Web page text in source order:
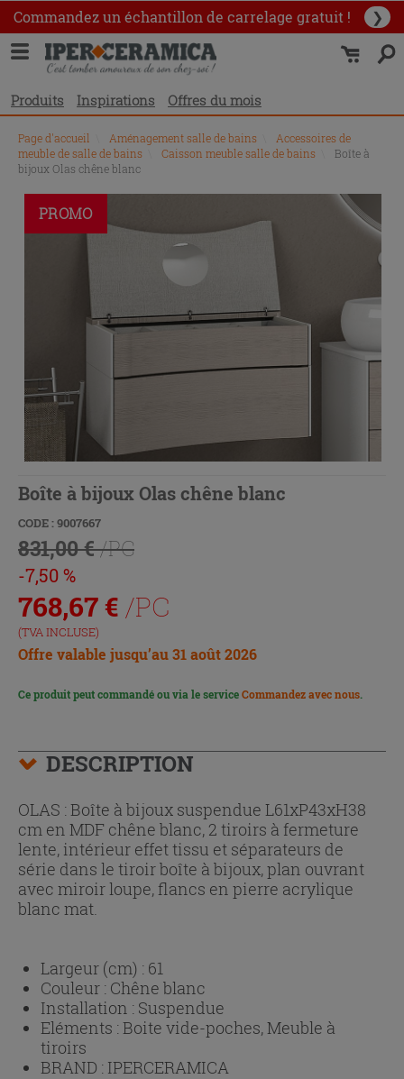
Commandez un échantillon de carrelage gratuit ! ❯
Produits Inspirations Offres du mois
Page d'accueil Aménagement salle de bains
Accessoires de
meuble de salle de bains
Caisson meuble salle de bains
Boîte à
bijoux Olas chêne blanc
PROMO
Boîte à bijoux Olas chêne blanc
CODE : 9007667
831,00 €/PC
-7,50 %
768,67 € /PC
(TVA INCLUSE)
Offre valable jusqu’au 31 août 2026
Ce produit peut commandé ou via le serviceCommandez avec nous.
DESCRIPTION
OLAS : Boîte à bijoux suspendue L61xP43xH38
cm en MDF chêne blanc, 2 tiroirs à fermeture
lente, intérieur effet tissu et séparateurs de
série dans le tiroir boîte à bijoux, plan ouvrant
avec miroir loupe, flancs en pierre acrylique
blanc mat.
Largeur (cm) : 61
Couleur : Chêne blanc
Installation : Suspendue
Eléments :Boite vide-poches, Meuble à
tiroirs
BRAND : IPERCERAMICA